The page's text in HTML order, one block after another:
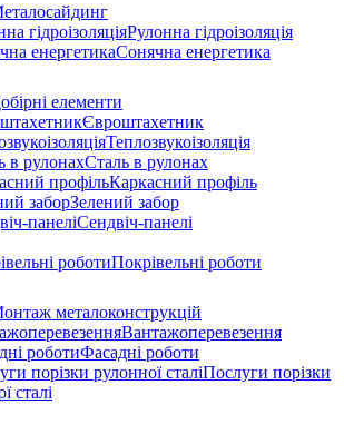
Рулонна гідроізоляція
Сонячна енергетика
елементи
Євроштахетник
Теплозвукоізоляція
Сталь в рулонах
Каркасний профіль
Зелений забор
Сендвіч-панелі
Покрівельні роботи
металоконструкцій
Вантажоперевезення
Фасадні роботи
Послуги порізки
сталі